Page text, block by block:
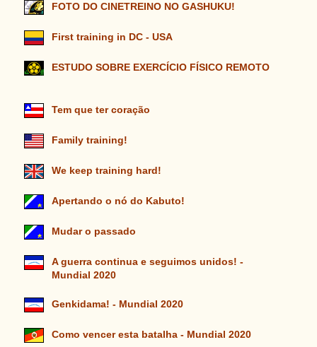
FOTO DO CINETREINO NO GASHUKU!
First training in DC - USA
ESTUDO SOBRE EXERCÍCIO FÍSICO REMOTO
Tem que ter coração
Family training!
We keep training hard!
Apertando o nó do Kabuto!
Mudar o passado
A guerra continua e seguimos unidos! -
Mundial 2020
Genkidama! - Mundial 2020
Como vencer esta batalha - Mundial 2020